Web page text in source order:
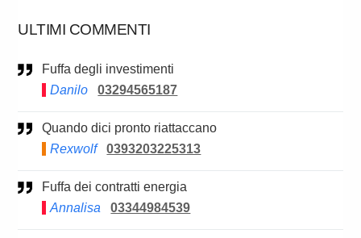
ULTIMI COMMENTI
Fuffa degli investimenti
Danilo
03294565187
Quando dici pronto riattaccano
Rexwolf
0393203225313
Fuffa dei contratti energia
Annalisa
03344984539